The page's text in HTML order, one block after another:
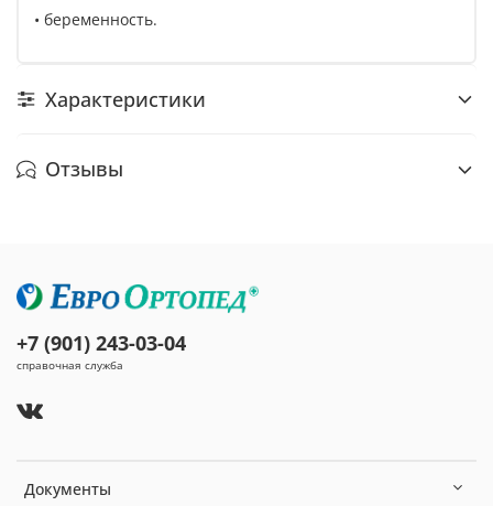
• беременность.
Характеристики
Отзывы
Документы
+7 (901) 243-03-04
справочная служба